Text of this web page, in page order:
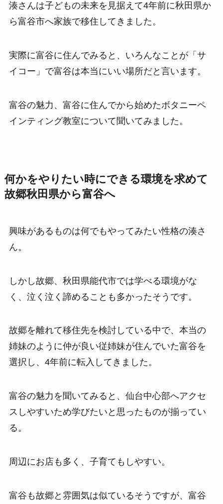
湊さんは子どもの未来を見据えて4年前に秋田県か
ら富谷市へ家族で移住してきました。
実際に富谷に住んでみると、いろんなことが「サ
イコー」で富谷は本当にいい場所だと言います。
富谷の魅力、富谷に住んでから始めたボタニーペ
インティング教室について聞いてみました。
何かをやりたい時にできる環境を求めて
故郷秋田県から富谷へ
興味があるものは何でもやってみたい性格の湊さ
ん。
しかし故郷、秋田県能代市では学べる環境がな
く、泣く泣く諦めることも多かったそうです。
故郷を離れて移住先を検討している中で、本当の
姉妹のように仲が良い従姉妹が住んでいた富谷を
選択し、4年前に転入してきました。
富谷の魅力を聞いてみると、仙台中心部へアクセ
スしやすいため学びたいと思ったものが揃ってい
る。
周辺にお店も多く、子育てもしやすい。
富谷も故郷と雰囲気は似ているそうですが、富谷